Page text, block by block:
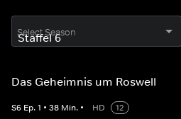
Select Season
Das Geheimnis um Roswell
S6 Ep.1 • 38 Min. • HD
12